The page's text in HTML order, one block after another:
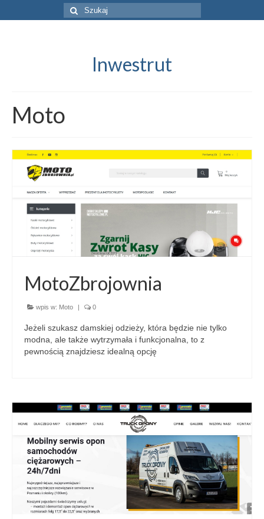
Szuklaj
w:
Inwestrut
Moto
MotoZbrojownia
wpis w: Moto | 0
Jeżeli szukasz damskiej odzieży, która będzie nie tylko
modna, ale także wytrzymała i funkcjonalna, to z
pewnością znajdziesz idealną opcję